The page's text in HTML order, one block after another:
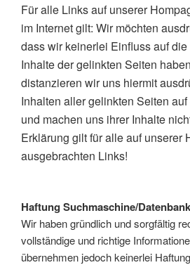
Für alle Links auf unserer
im Internet gilt: Wir möchten
dass wir keinerlei Einfluss auf
Inhalte der gelinkten Seiten
distanzieren wir uns hiermit
Inhalten aller gelinkten Seiten
und machen uns ihrer Inhalte
Erklärung gilt für alle auf unserer
ausgebrachten Links!
Haftung Suchmaschine/
Wir haben gründlich und sorgfältig
vollständige und richtige
übernehmen jedoch keinerlei